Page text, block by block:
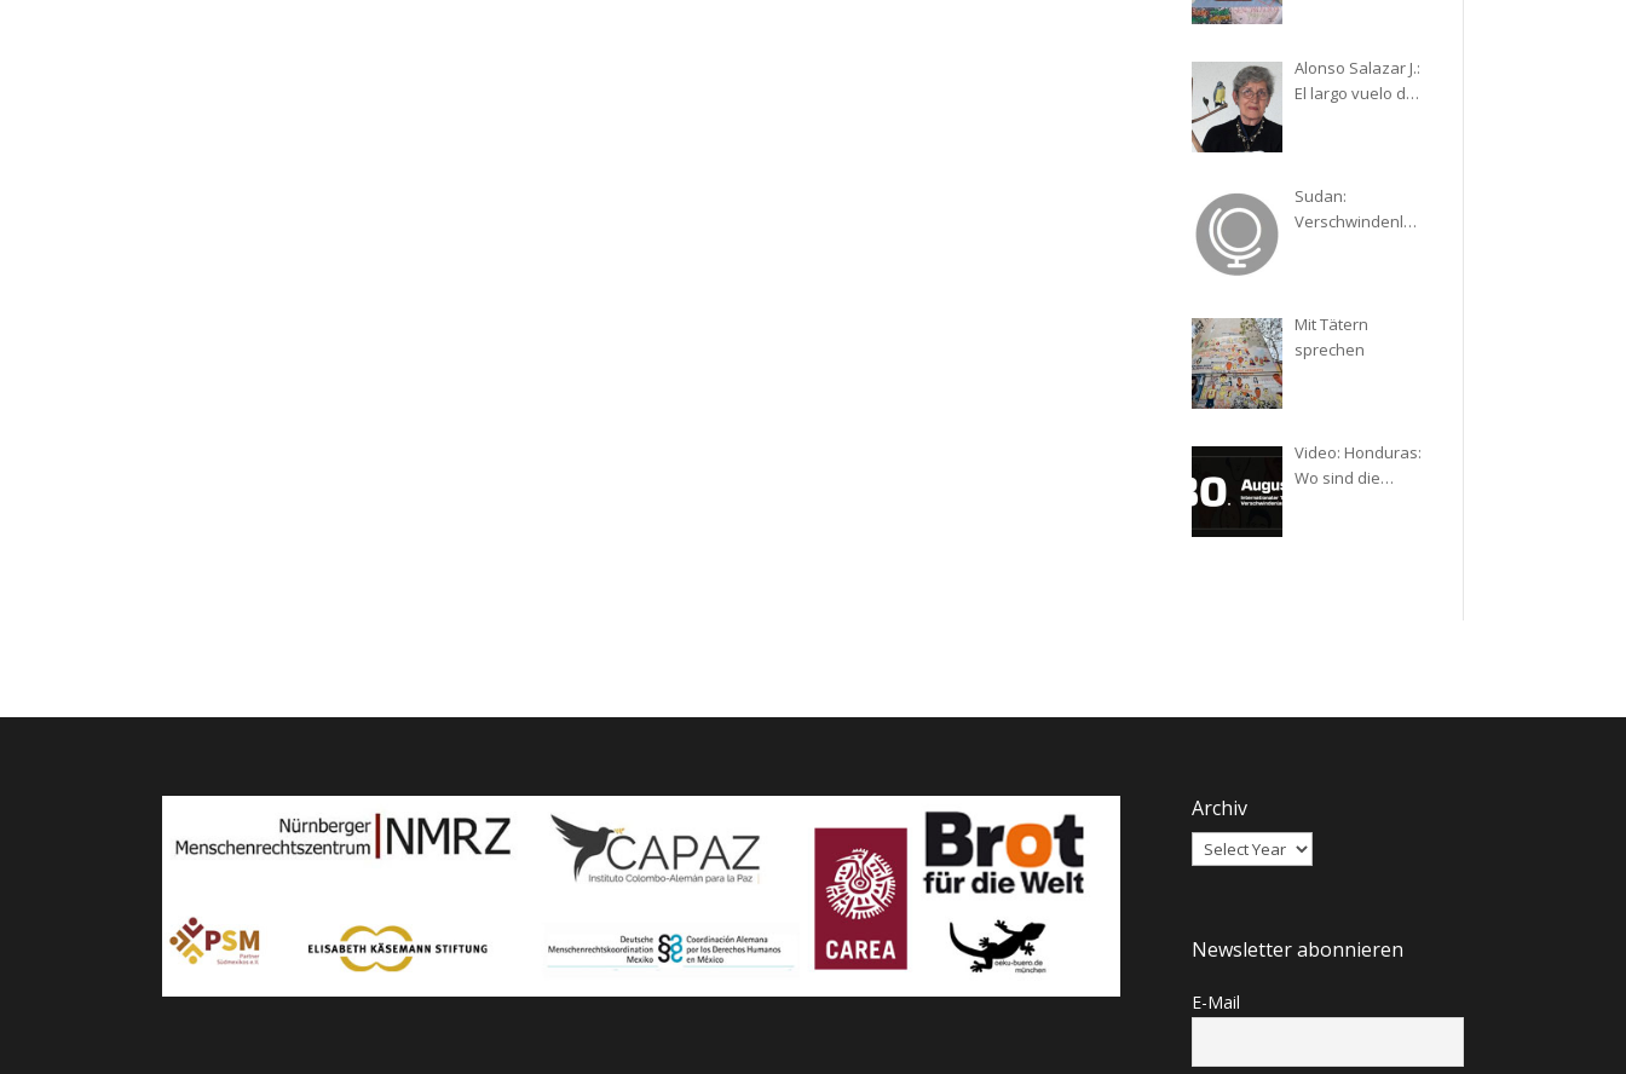
Alonso Salazar J.:
El largo vuelo del
desaparecido
Sudan:
Verschwindenlas
Mit Tätern
sprechen
Video: Honduras:
Wo sind die
Archiv
Newsletter abonnieren
E-Mail